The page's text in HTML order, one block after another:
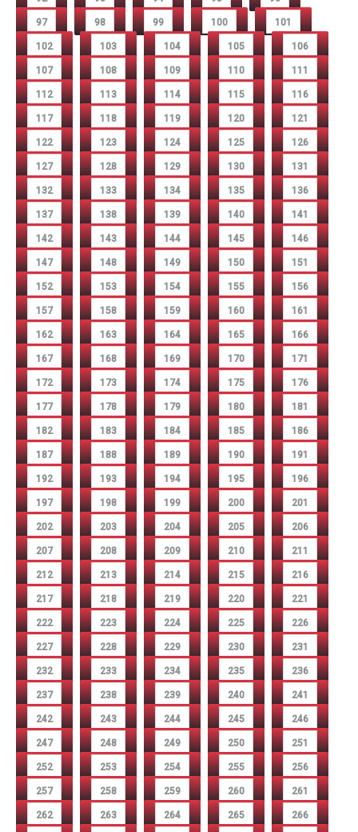
97 98 99 100 101
102 103 104 105 106
107 108 109 110 111
112 113 114 115 116
117 118 119 120 121
122 123 124 125 126
127 128 129 130 131
132 133 134 135 136
137 138 139 140 141
142 143 144 145 146
147 148 149 150 151
152 153 154 155 156
157 158 159 160 161
162 163 164 165 166
167 168 169 170 171
172 173 174 175 176
177 178 179 180 181
182 183 184 185 186
187 188 189 190 191
192 193 194 195 196
197 198 199 200 201
202 203 204 205 206
207 208 209 210 211
212 213 214 215 216
217 218 219 220 221
222 223 224 225 226
227 228 229 230 231
232 233 234 235 236
237 238 239 240 241
242 243 244 245 246
247 248 249 250 251
252 253 254 255 256
257 258 259 260 261
262 263 264 265 266